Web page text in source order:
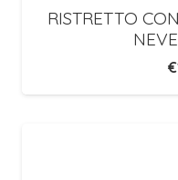
RISTRETTO
€